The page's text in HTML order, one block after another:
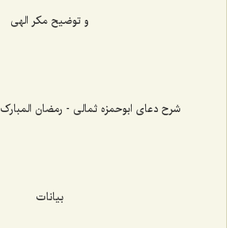
و توضیح مکر الهی
شرح دعای ابوحمزه ثمالی - رمضان المبارک ١٤١٤ - مجلس اول
بیانات